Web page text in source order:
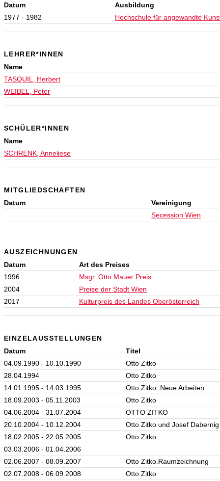
Datum
Ausbildung
1977 - 1982
Hochschule für angewandte
LEHRER*INNEN
Name
TASQUIL, Herbert
WEIBEL, Peter
SCHÜLER*INNEN
Name
SCHRENK, Anneliese
MITGLIEDSCHAFTEN
Datum
Vereinigung
Secession Wien
AUSZEICHNUNGEN
Datum
Art des Preises
1996
Msgr. Otto Mauer Preis
2004
Preise der Stadt Wien
2017
Kulturpreis des Landes Oberösterreich
EINZELAUSSTELLUNGEN
Datum
Titel
04.09.1990 - 10.10.1990
Otto Zitko
28.04.1994
Otto Zitko
14.01.1995 - 14.03.1995
Otto Zitko. Neue Arbeiten
18.09.2003 - 05.11.2003
Otto Zitko
04.06.2004 - 31.07.2004
OTTO ZITKO
20.10.2004 - 10.12.2004
Otto Zitko und Josef Dabernig
18.02.2005 - 22.05.2005
Otto Zitko
03.03.2006 - 01.04.2006
02.06.2007 - 08.09.2007
Otto Zitko.Raumzeichnung
02.07.2008 - 06.09.2008
Otto Zitko